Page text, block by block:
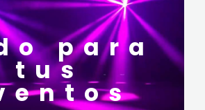
para
tus